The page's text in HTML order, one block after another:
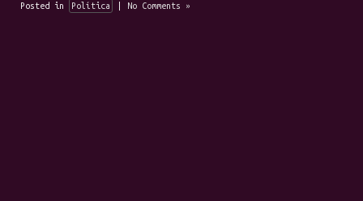
Posted in Política No Comments »